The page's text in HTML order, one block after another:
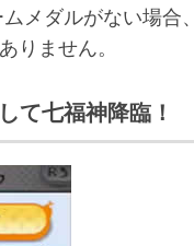
メダルがない場合
りません。
て七福神降臨！